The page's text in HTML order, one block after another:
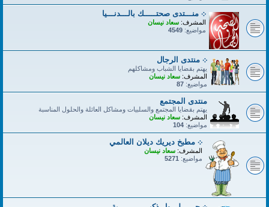
܀ منـــتدى صحتـــــك بالـــدنـــيا
المشرف: سعاد نيسان
مواضيع: 4549
܀ منتدى الرجال
يهتم بقضايا الشباب ومشاكلهم
المشرف: سعاد نيسان
مواضيع: 87
منتدى المجتمع
يهتم بقضايا المجتمع والسلبيات ومشاكل العائلة والحلول المناسبة
المشرف: سعاد نيسان
مواضيع: 104
܀ مطبخ ديريك ديلان العالمي
المشرف: سعاد نيسان
مواضيع: 5271